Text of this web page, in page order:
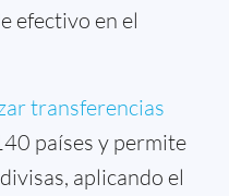
efectivo en el
transferencias
países y permite
aplicando el